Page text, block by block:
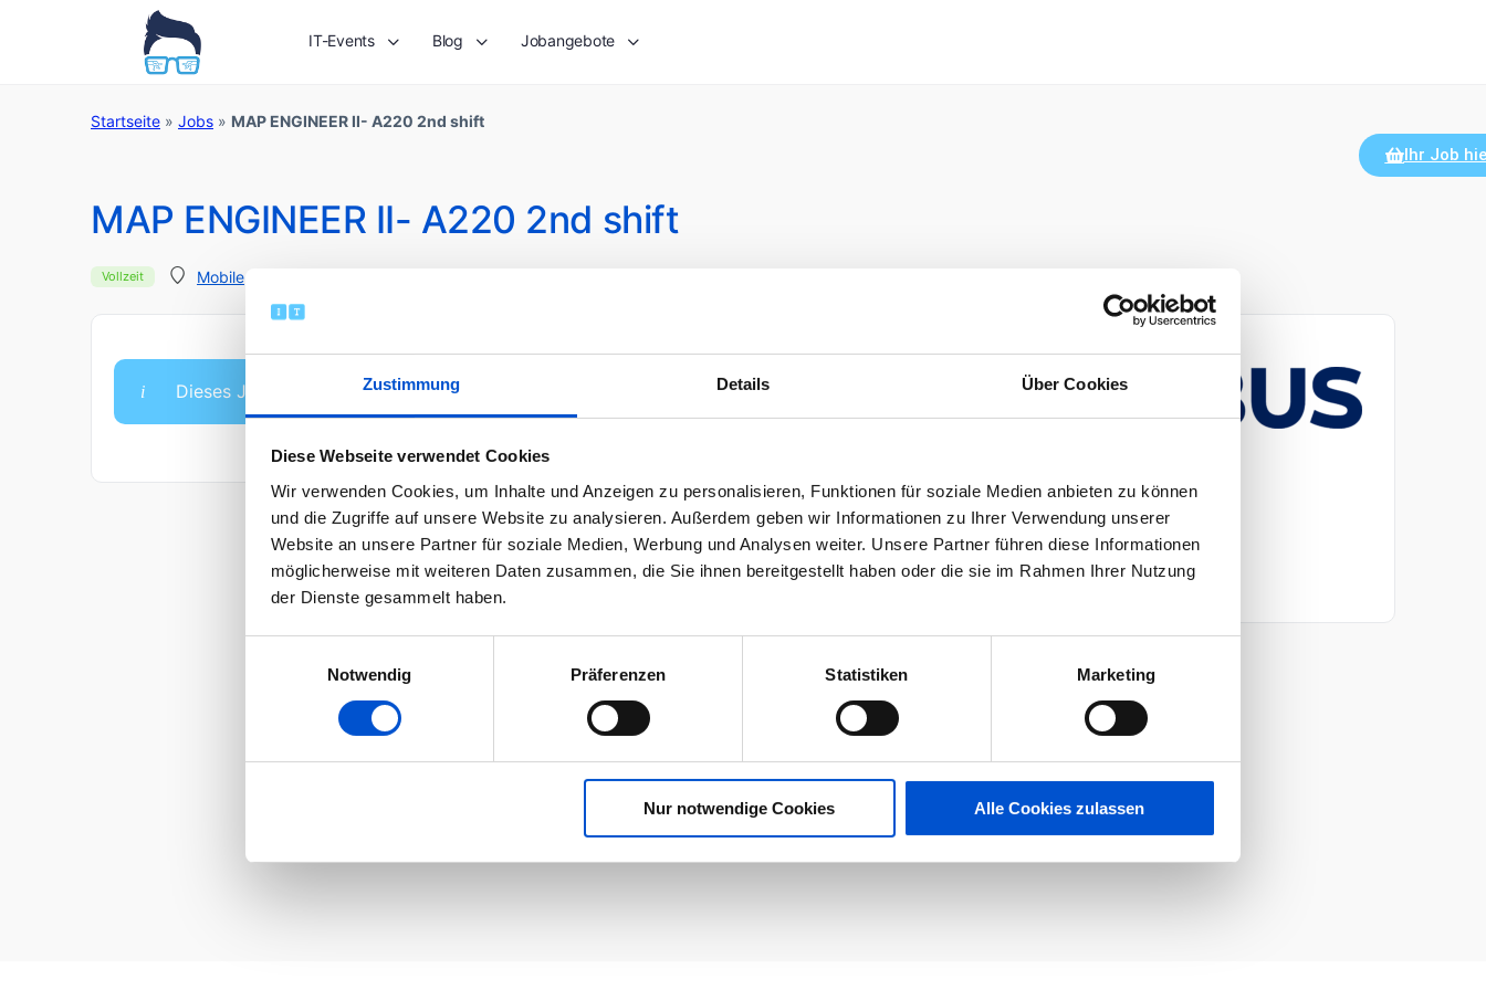
Zustimmung Details Über Cookies
Diese Webseite verwendet Cookies
Wir verwenden Cookies, um Inhalte und Anzeigen zu personalisieren, Funktionen für soziale Medien anbieten zu können
und die Zugriffe auf unsere Website zu analysieren. Außerdem geben wir Informationen zu Ihrer Verwendung unserer
Website an unsere Partner für soziale Medien, Werbung und Analysen weiter. Unsere Partner führen diese Informationen
möglicherweise mit weiteren Daten zusammen, die Sie ihnen bereitgestellt haben oder die sie im Rahmen Ihrer Nutzung
der Dienste gesammelt haben.
Notwendig
Präferenzen Statistiken Marketing
Nur notwendige Cookies Alle Cookies zulassen
IT-Events Blog Jobangebote
Startseite » Jobs » MAP ENGINEER II- A220 2nd shift
MAP ENGINEER II- A220 2nd shift
Vollzeit Mobile, AL - FAL
Ihr Job
Dieses Jobangebot ist abgelaufen.
KONTAKTIERE UNS